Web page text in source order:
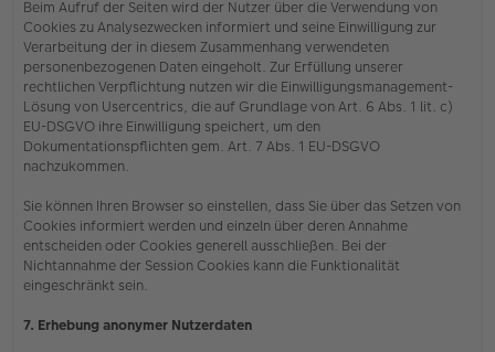
Beim Aufruf der Seiten wird der Nutzer über die Verwendung von
Cookies zu Analysezwecken informiert und seine Einwilligung zur
Verarbeitung der in diesem Zusammenhang verwendeten
personenbezogenen Daten eingeholt. Zur Erfüllung unserer
rechtlichen Verpflichtung nutzen wir die Einwilligungsmanagement-
Lösung von Usercentrics, die auf Grundlage von Art. 6 Abs. 1 lit. c)
EU-DSGVO ihre Einwilligung speichert, um den
Dokumentationspflichten gem. Art. 7 Abs. 1 EU-DSGVO
nachzukommen.
Sie können Ihren Browser so einstellen, dass Sie über das Setzen von
Cookies informiert werden und einzeln über deren Annahme
entscheiden oder Cookies generell ausschließen. Bei der
Nichtannahme der Session Cookies kann die Funktionalität
eingeschränkt sein.
7. Erhebung anonymer Nutzerdaten